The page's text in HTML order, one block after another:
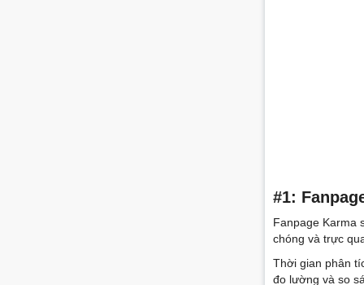
#1:
Fanpage Karma
chóng và trực
Thời gian phân
đo lường và so